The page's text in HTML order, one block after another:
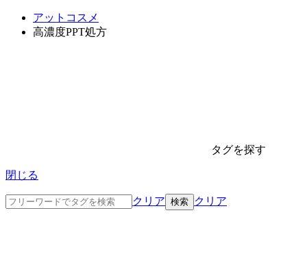
アットコスメ
高濃度PPT処方
タグを探す
閉じる
クリア クリア